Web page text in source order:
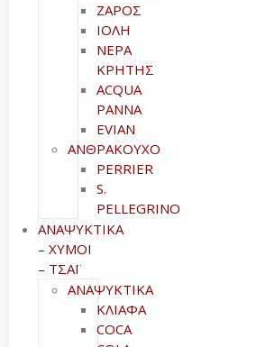
ΖΑΡΟΣ
ΙΟΛΗ
ΝΕΡΑ
ΚΡΗΤΗΣ
ACQUA
PANNA
EVIAN
ΑΝΘΡΑΚΟΥΧΟ
PERRIER
S.
PELLEGRINO
ΑΝΑΨΥΚΤΙΚΑ
– ΧΥΜΟΙ
– ΤΣΑΪ
ΑΝΑΨΥΚΤΙΚΑ
ΚΛΙΑΦΑ
COCA